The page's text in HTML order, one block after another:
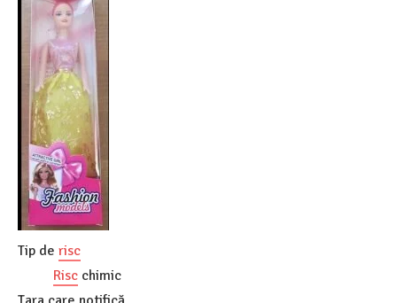
Tip de risc
Risc chimic